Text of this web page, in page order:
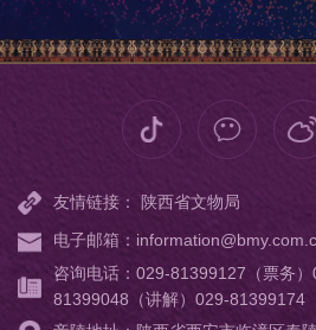
友情链接： 陕西省文物局
电子邮箱：
咨询电话：029-81399127（票务
81399048（讲解）029-81399174